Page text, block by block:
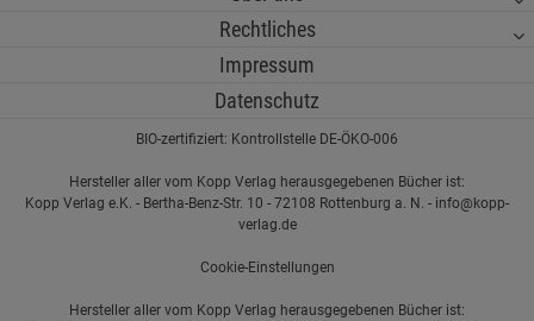
Rechtliches
Impressum
Datenschutz
BIO-zertifiziert: Kontrollstelle DE-ÖKO-006
Hersteller aller vom Kopp Verlag herausgegebenen Bücher ist:
Kopp Verlag e.K. - Bertha-Benz-Str. 10 - 72108 Rottenburg a. N. - info@kopp-
verlag.de
Cookie-Einstellungen
Hersteller aller vom Kopp Verlag herausgegebenen Bücher ist: